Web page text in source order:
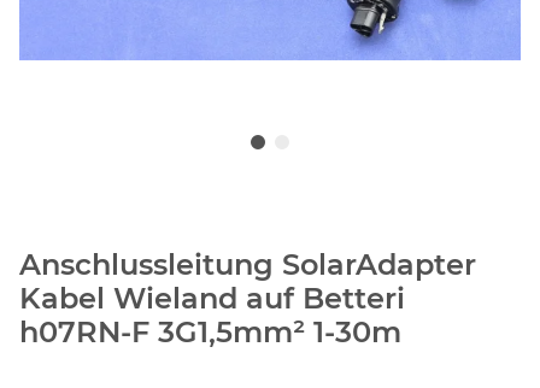
Anschlussleitung SolarAdapter
Kabel Wieland auf Betteri
h07RN-F 3G1,5mm² 1-30m